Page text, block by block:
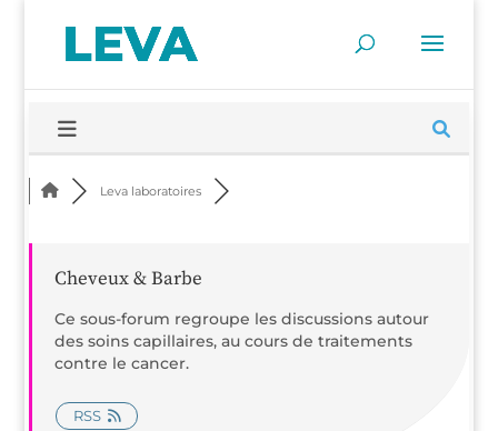
Leva labo­ra­toires
Cheveux & Barbe
Ce sous-forum regroupe les dis­cus­sions autour
des soins capil­laires, au cours de trai­te­ments
contre le cancer.
RSS